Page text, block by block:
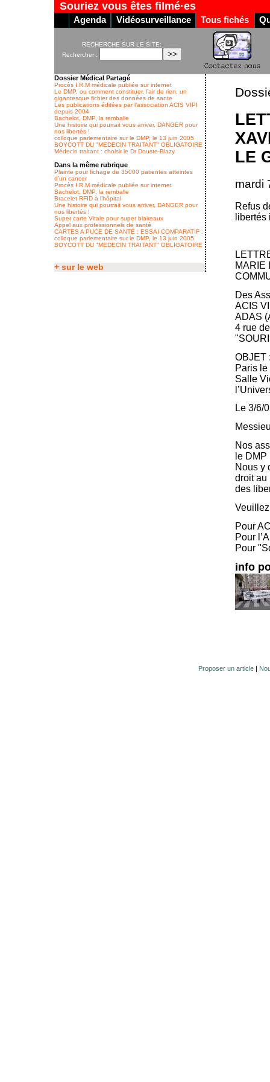
Souriez vous êtes filmé·es
Agenda Vidéosurveillance Tous fichés
RECHERCHE SUR LE SITE:
Rechercher :
LE
mardi
Refus
MARIE
Des
ACIS
ADAS
4 rue
OBJET
Paris
Salle
Le 3/6/
Nos
le
Nous y
droit au
des
Pour
Pour
Pour
info
Dossier Médical Partagé
Procès I.R.M médicale publiée sur internet
Le DMP, ou comment constituer, l’air de rien, un
gigantesque fichier des données de sante
Les publications éditées par l’association ACIS VIPI
depuis 2004
Bachelot, DMP, la remballe
Une histoire qui pourrait vous arriver, DANGER pour
nos libertés !
colloque parlementaire sur le DMP, le 13 juin 2005
BOYCOTT DU "MEDECIN TRAITANT" OBLIGATOIRE
Médecin traitant : choisir le Dr Douste-Blazy
Dans la même rubrique
Plainte pour fichage de 35000 patientes atteintes
d’un cancer
Procès I.R.M médicale publiée sur internet
Bachelot, DMP, la remballe
Bracelet RFID à l’hôpital
Une histoire qui pourrait vous arriver, DANGER pour
nos libertés !
Super carte Vitale pour super blaireaux
Appel aux professionnels de santé
CARTES A PUCE DE SANTÉ : ESSAI COMPARATIF :
colloque parlementaire sur le DMP, le 13 juin 2005
BOYCOTT DU "MEDECIN TRAITANT" OBLIGATOIRE
+ sur le web
Proposer un article